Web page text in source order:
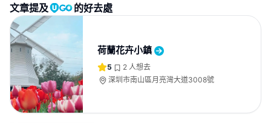
文章提及 的好去處
荷蘭花卉小鎮
5 2 人想去
深圳市南山區月亮灣大道3008號